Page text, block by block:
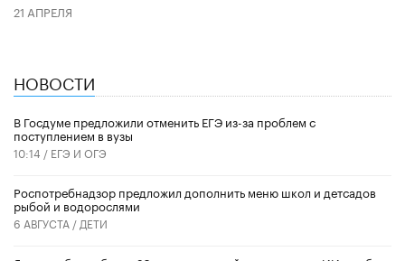
21 АПРЕЛЯ
НОВОСТИ
В Госдуме предложили отменить ЕГЭ из-за проблем с
поступлением в вузы
10:14 / ЕГЭ И ОГЭ
Роспотребнадзор предложил дополнить меню школ и детсадов
рыбой и водорослями
6 АВГУСТА / ДЕТИ